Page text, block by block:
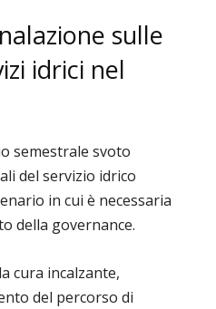
sulle
idrici nel
semestrale svoto
del servizio idrico
in cui è necessaria
della governance.
cura incalzante,
del percorso di